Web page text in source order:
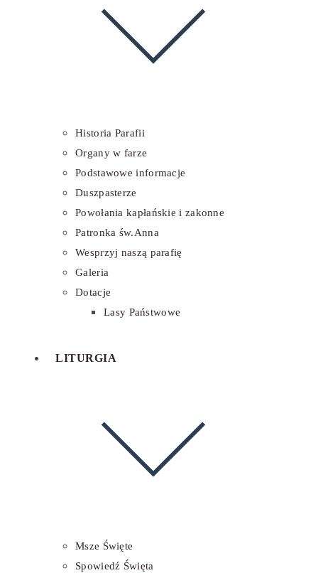
Historia Parafii
Organy w farze
Podstawowe informacje
Duszpasterze
Powołania kapłańskie i zakonne
Patronka św.Anna
Wesprzyj naszą parafię
Galeria
Dotacje
Lasy Państwowe
LITURGIA
Msze Święte
Spowiedź Święta